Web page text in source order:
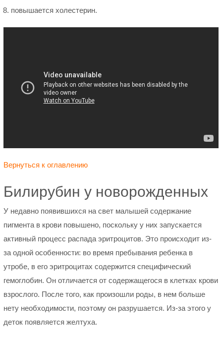
повышается холестерин.
Вернуться к оглавлению
Билирубин у новорожденных
У недавно появившихся на свет малышей содержание
пигмента в крови повышено, поскольку у них запускается
активный процесс распада эритроцитов. Это происходит из-
за одной особенности: во время пребывания ребенка в
утробе, в его эритроцитах содержится специфический
гемоглобин. Он отличается от содержащегося в клетках крови
взрослого. После того, как произошли роды, в нем больше
нету необходимости, поэтому он разрушается. Из-за этого у
деток появляется желтуха.